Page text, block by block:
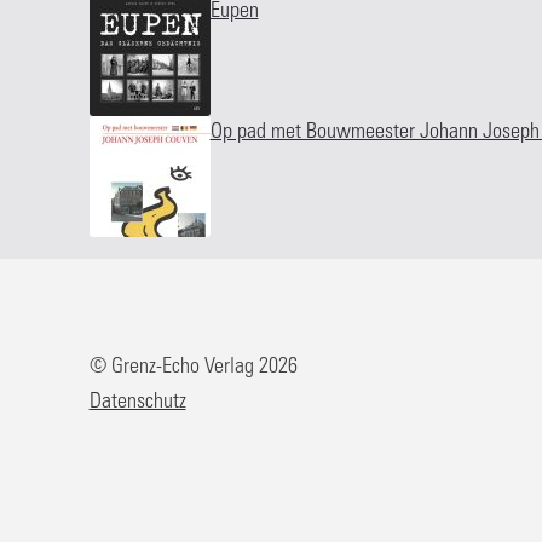
Eupen
Op pad met Bouwmeester Johann Joseph
© Grenz-Echo Verlag 2026
Datenschutz